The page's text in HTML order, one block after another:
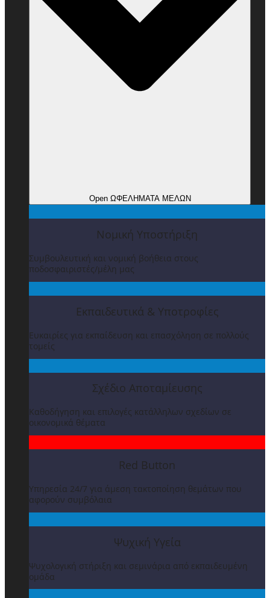
Open ΩΦΕΛΗΜΑΤΑ ΜΕΛΩΝ
Νομική Υποστήριξη
Συμβουλευτική και νομική βοήθεια στους
ποδοσφαιριστές/μέλη μας
Εκπαιδευτικά & Υποτροφίες
Ευκαιρίες για εκπαίδευση και επασχόληση σε πολλούς
τομείς
Σχέδιο Αποταμίευσης
Καθοδήγηση και επιλογές κατάλληλων σχεδίων σε
οικονομικά θέματα
Red Button
Υπηρεσία 24/7 για άμεση τακτοποίηση θεμάτων που
αφορούν συμβόλαια
Ψυχική Υγεία
Ψυχολογική στήριξη και σεμινάρια από εκπαιδευμένη
ομάδα